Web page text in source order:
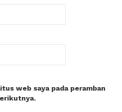
web saya pada peramban